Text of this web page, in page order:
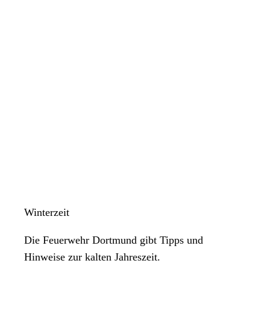
Winterzeit
Die Feuerwehr Dortmund gibt Tipps und
Hinweise zur kalten Jahreszeit.